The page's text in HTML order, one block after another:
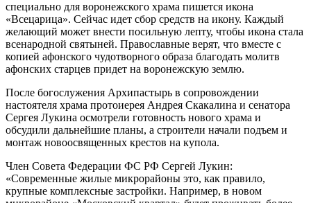
специально для воронежского храма пишется икона
«Всецарица». Сейчас идет сбор средств на икону. Каждый
желающий может внести посильную лепту, чтобы икона стала
всенародной святыней. Православные верят, что вместе с
копией афонского чудотворного образа благодать молитв
афонских старцев придет на воронежскую землю.
После богослужения Архипастырь в сопровождении
настоятеля храма протоиерея Андрея Скакалина и сенатора
Сергея Лукина осмотрели готовность нового храма и
обсудили дальнейшие планы, а строители начали подъем и
монтаж новоосвященных крестов на купола.
Член Совета Федерации ФС РФ Сергей Лукин:
«Современные жилые микрорайоны это, как правило,
крупные комплексные застройки. Например, в новом